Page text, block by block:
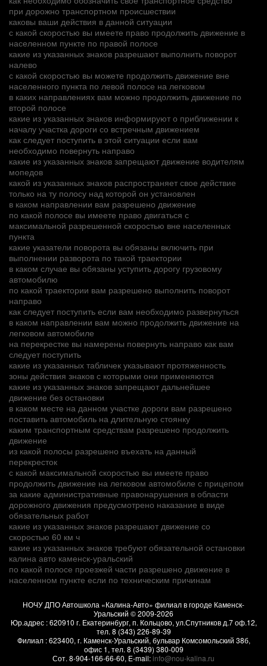
при дорожно транспортном происшествии
каковы ваши действия в данной ситуации
с какой скоростью вы имеете право продолжить движение в
населенном пункте по правой полосе
какие из указанных знаков разрешают выполнить поворот
налево
с какой скоростью вы можете продолжить движение вне
населенного пункта по левой полосе на легковом
в каких направлениях вам можно продолжить движение по
второй полосе
какие из указанных знаков информируют о приближении к
началу участка дороги со встречным движением
как следует поступить в этой ситуации если вам
необходимо повернуть направо
какие из указанных знаков запрещают движение водителям
мопедов
какой из указанных знаков распространяет свое действие
только на ту полосу над которой он установлен
в каком направлении вам разрешено движение
по какой полосе вы имеете право двигаться с
максимальной разрешенной скоростью вне населенных
пункта
какие указатели поворота вы обязаны включить при
выполнении разворота по такой траектории
в каком случае вы обязаны уступить дорогу грузовому
автомобилю
по какой траектории вам разрешено выполнить поворот
направо
как следует поступить если вам необходимо развернуться
в каком направлении вам можно продолжить движение на
легковом автомобиле
на перекрестке вы намерены повернуть направо как вам
следует поступить
какие из указанных табличек указывают протяженность
зоны действия знаков с которыми они применяются
какие из указанных знаков запрещают дальнейшее
движение без остановки
в каком месте на данном участке дороги вам разрешено
поставить автомобиль на длительную стоянку
каким транспортным средствам разрешено продолжить
движение
из какой полосы разрешено въехать на данный
перекресток
с какой максимальной скоростью вы имеете право
продолжить движение на легковом автомобиле с прицепом
за какие административные правонарушения в области
дорожного движения предусмотрено наказание в виде
обязательных работ
какие из указанных знаков разрешают движение со
скоростью 60 км ч
какие из указанных знаков требуют обязательной остановки
калина авто каменск-уральский
по какой полосе проезжей части разрешено движение в
населенном пункте если по техническим причинам
НОЧУ ДПО Автошкола «Калина-Авто» филиал в городе Каменск-
Уральский © 2009-2026
Юр.адрес :620910 г. Екатеринбург, п. Кольцово, ул.Спутников д.7 оф.12,
тел. 8 (343) 226-89-39
Филиал :623400, г. Каменск-Уральский, бульвар Комсомольский 38б,
офис 1, тел. 8 (3439) 380-009
Сот. 8-904-166-66-60, E-mail:info@nou-kalina.ru